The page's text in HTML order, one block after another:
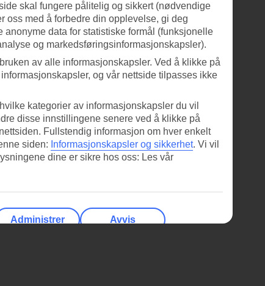
skal fungere pålitelig og sikkert (nødvendige
oss med å forbedre din opplevelse, gi deg
data for statistiske formål (funksjonelle
og markedsføringsinformasjonskapsler).
av alle informasjonskapsler. Ved å klikke på
og vår nettside tilpasses ikke
kategorier av informasjonskapsler du vil
disse innstillingene senere ved å klikke på
Fullstendig informasjon om hver enkelt
siden: Informasjonskapsler og sikkerhet. Vi vil
dine er sikre hos oss: Les vår
Administrer Avvis